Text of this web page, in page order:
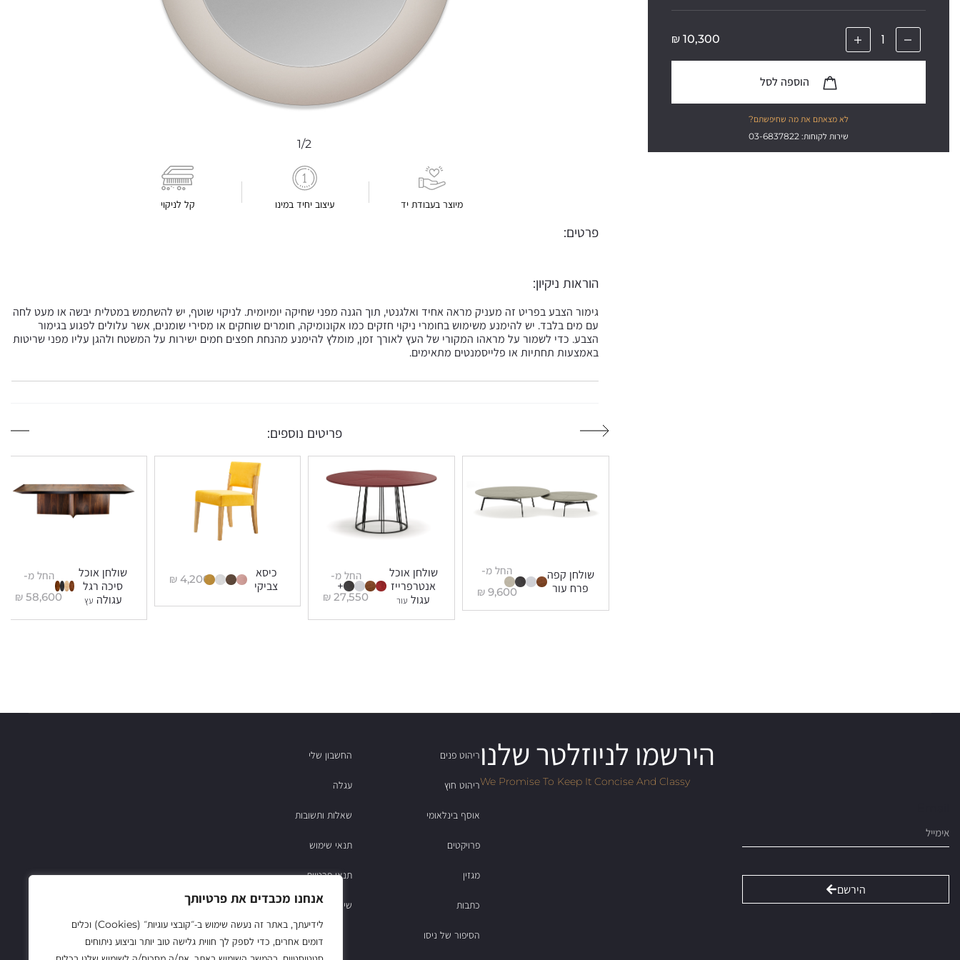
אנחנו מכבדים את פרטיותך
לידיעתך, באתר זה נעשה שימוש ב‑״קובצי עוגיות״ (Cookies) וכלים
דומים אחרים, כדי לספק לך חווית גלישה טוב יותר וביצוע ניתוחים
1/2
מיוצר בעבודת יד עיצוב יחיד במינו קל לניקוי
פרטים:
הוראות ניקיון:
גימור הצבע בפריט זה מעניק מראה אחיד ואלגנטי, תוך הגנה מפני שחיקה יומיומית. לניקוי שוטף, יש להשתמש במטלית יבשה או מעט לחה
עם מים בלבד. יש להימנע משימוש בחומרי ניקוי חזקים כמו אקונומיקה, חומרים שוחקים או מסירי שומנים, אשר עלולים לפגוע בגימור
הצבע. כדי לשמור על מראהו המקורי של העץ לאורך זמן, מומלץ להימנע מהנחת חפצים חמים ישירות על המשטח ולהגן עליו מפני שריטות
באמצעות תחתיות או פלייסמנטים מתאימים.
פריטים נוספים:
שולחן קפה
פרח עור
החל מ-
9,600
₪
שולחן אוכל
אנטרפרייז
עגול עור
החל מ-
27,550
₪
+
כיסא
צביקי
4,200
₪
שולחן אוכל
סיכה רגל
עגולה עץ
החל מ-
58,600
₪
10,300
₪
לא מצאתם את מה שחיפשתם?
שירות לקוחות: 03-6837822
הירשמו לניוזלטר שלנו
We Promise To Keep It Concise And Classy
הירשם
ריהוט פנים
ריהוט חוץ
אוסף בינלאומי
פרויקטים
מגזין
כתבות
הסיפור של ניסו
החשבון שלי
עגלה
שאלות ותשובות
תנאי שימוש
תנאי פרטיות
שירות לקוחות: 03-6837822